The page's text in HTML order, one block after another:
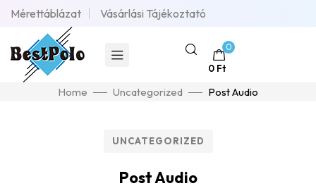
Mérettáblázat Vásárlási Tájékoztató
0
0 Ft
Home Uncategorized Post Audio
UNCATEGORIZED
Post Audio